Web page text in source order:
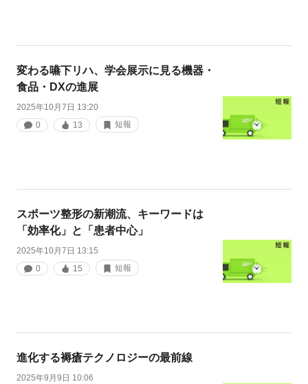
変わる嚥下リハ、学会展示に見る機器・
食品・DXの進展
2025年10月7日 13:20
0
13 短報
スポーツ整形の新潮流、キーワードは
「効率化」と「患者中心」
2025年10月7日 13:15
0
15 短報
進化する褥瘡テクノロジーの最前線
2025年9月9日 10:06